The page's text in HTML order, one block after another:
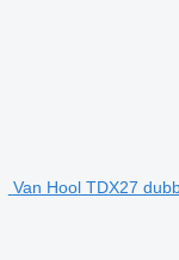
Van Hool TDX27